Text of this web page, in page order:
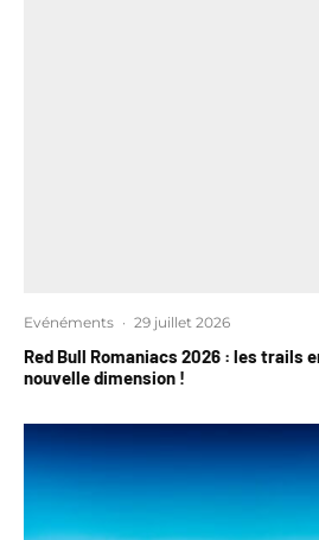
Evénéments · 29 juillet 2026
Red Bull Romaniacs 2026 : les trails
nouvelle dimension !